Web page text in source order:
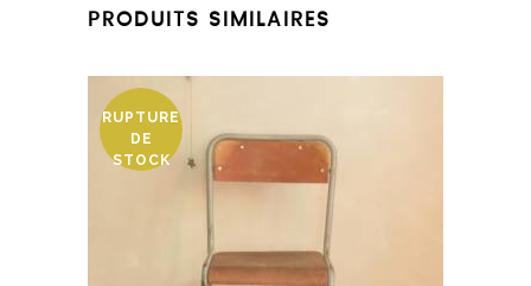
PRODUITS SIMILAIRES
RUPTURE
DE
STOCK